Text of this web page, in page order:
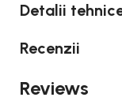
Detalii
Recenzii
Reviews